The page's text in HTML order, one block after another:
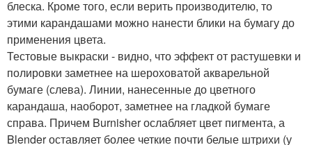
блеска. Кроме того, если верить производителю, то
этими карандашами можно нанести блики на бумагу до
применения цвета.
Тестовые выкраски - видно, что эффект от растушевки и
полировки заметнее на шероховатой акварельной
бумаге (слева). Линии, нанесенные до цветного
карандаша, наоборот, заметнее на гладкой бумаге
справа. Причем Burnisher ослабляет цвет пигмента, а
Blender оставляет более четкие почти белые штрихи (у